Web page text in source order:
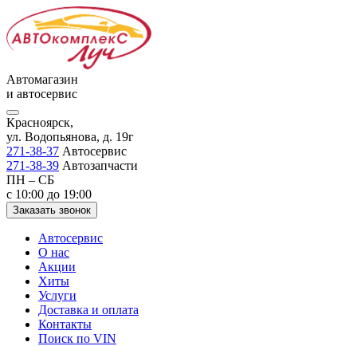
Автомагазин
и автосервис
Красноярск,
ул. Водопьянова, д. 19г
271-38-37 Автосервис
271-38-39 Автозапчасти
ПН – СБ
с 10:00 до 19:00
Заказать звонок
Автосервис
О нас
Акции
Хиты
Услуги
Доставка и оплата
Контакты
Поиск по VIN